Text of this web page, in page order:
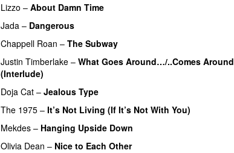
Lizzo – About Damn Time
Jada – Dangerous
Chappell Roan – The Subway
Justin Timberlake – What Goes Around…/..Comes Around
(Interlude)
Doja Cat – Jealous Type
The 1975 – It’s Not Living (If It’s Not With You)
Mekdes – Hanging Upside Down
Olivia Dean – Nice to Each Other